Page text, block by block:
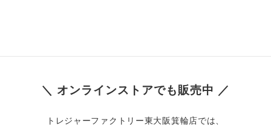
＼ オンラインストアでも販売中 ／
トレジャーファクトリー東大阪箕輪店では、